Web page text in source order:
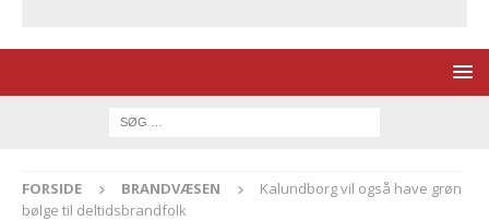
FORSIDE BRANDVÆSEN
Kalundborg vil også have grøn
bølge til deltidsbrandfolk